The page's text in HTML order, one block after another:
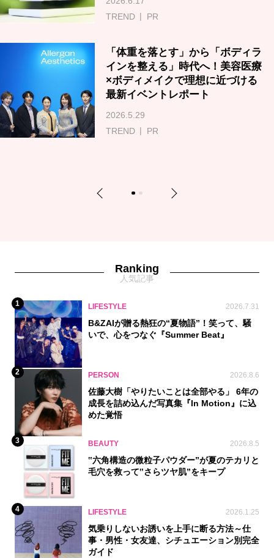
TREND
PR
「体重を落とす」から「ボディラ
インを整える」時代へ！美容医療
×ボディメイクで理想に近づける
最新イベントレポート
2026.5.29
TREND
PR
Previous 1 2 Next
Ranking
人気記事
1 LIFESTYLE 2026.7.31
B&ZAIが贈る熱狂の“夏物語”！笑って、騒
いで、心をつなぐ『Summer Beat』
2 PERSON 2026.8.6
佐藤大樹「やりたいことは全部やる」 6年の
成長を詰め込んだ写真集『In Motion』に込
めた覚悟
3 BEAUTY 2026.8.5
‟六角構造の微粒子パウダー”が夏のテカリと
毛穴を救って‟さらツヤ肌”をキープ
4 LIFESTYLE 2026.1.25
気乗りしないお誘いを上手に断る方法～仕
事・男性・女友達、シチュエーション別完全
ガイド